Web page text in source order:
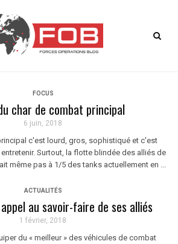
FOCUS
char de combat principal
6 juin, 2018
c'est lourd, gros, sophistiqué et c'est
Surtout, la flotte blindée des alliés de
même pas à 1/5 des tanks actuellement en ...
ACTUALITÉS
au savoir-faire de ses alliés
1 février, 2018
du « meilleur » des véhicules de combat